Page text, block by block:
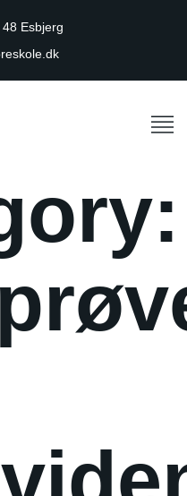
Esbjerg